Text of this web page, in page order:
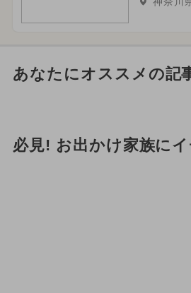
あなたにオススメの記
必見! お出かけ家族に